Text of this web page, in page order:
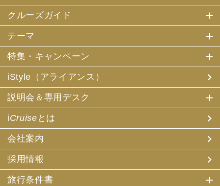
クルーズガイド
テーマ
特集・キャンペーン
iStyle（アライアンス）
説明会＆専用デスク
iCruise とは
会社案内
採用情報
旅行条件書